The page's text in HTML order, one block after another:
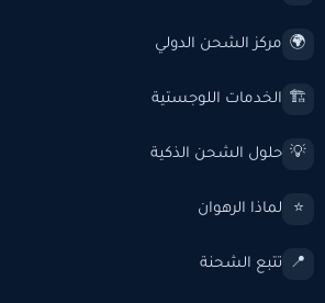
🌍 مركز الشحن الدولي
🏗️ الخدمات اللوجستية
💡 حلول الشحن الذكية
⭐ لماذا الرهوان
📍 تتبع الشحنة